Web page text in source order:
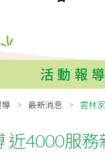
活動報導
最新消息 雲林
近4000服